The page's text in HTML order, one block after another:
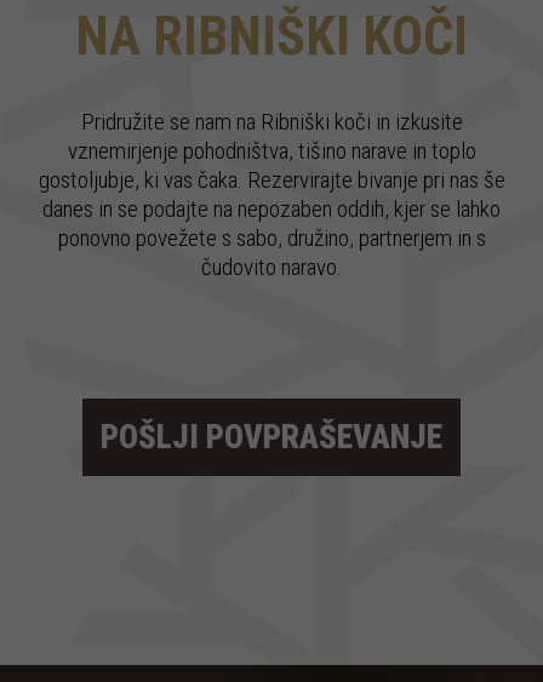
NA RIBNIŠKI KOČI
Pridružite se nam na Ribniški koči in izkusite
vznemirjenje pohodništva, tišino narave in toplo
gostoljubje, ki vas čaka. Rezervirajte bivanje pri nas še
danes in se podajte na nepozaben oddih, kjer se lahko
ponovno povežete s sabo, družino, partnerjem in s
čudovito naravo.
POŠLJI POVPRAŠEVANJE